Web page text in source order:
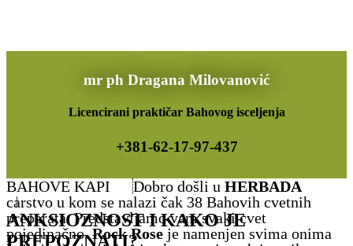
mr ph Dragana Milovanović
Licencirani praktičar Bahovog isceljenja
+381-62-17-97-437
BAHOVE KAPI Dobro došli u HERBADA
carstvo u kom se nalazi čak 38 Bahovih cvetnih
preparata. Predstavljamo vam svaki cvet
pojedinačno.Rock Rose je namenjen svima onima
|
ANKSIOZNOST I KAKO JE
PREPOZNATI?